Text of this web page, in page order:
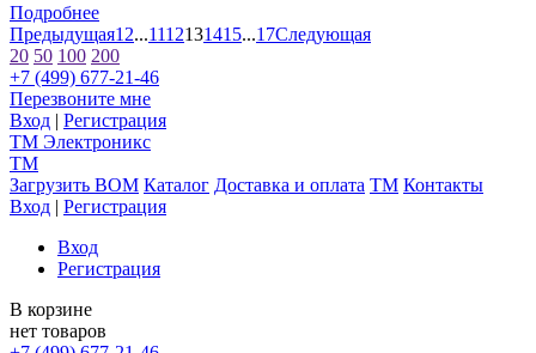
Подробнее
Предыдущая1 2...1112131415...17Следующая
20 50 100 200
+7 (499) 677-21-46
Перезвоните мне
Вход | Регистрация
TM Электроникс
TM
Загрузить BOM Каталог Доставка и оплата TM Контакты
Вход | Регистрация
Вход
Регистрация
В корзине
нет товаров